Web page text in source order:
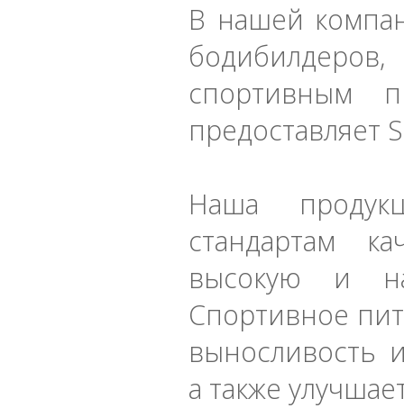
В нашей
спортивным
предоставляет
Наша
стандартам
высокую и
Спортивное
выносливость
а также